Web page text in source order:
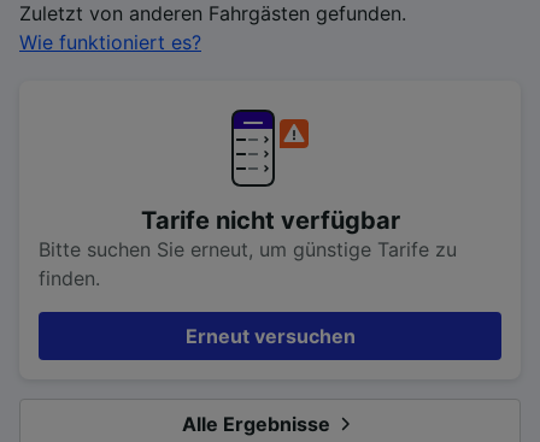
Zuletzt von anderen Fahrgästen gefunden.
Wie funktioniert es?
Tarife nicht verfügbar
Bitte suchen Sie erneut, um günstige Tarife zu
finden.
Erneut versuchen
Alle Ergebnisse